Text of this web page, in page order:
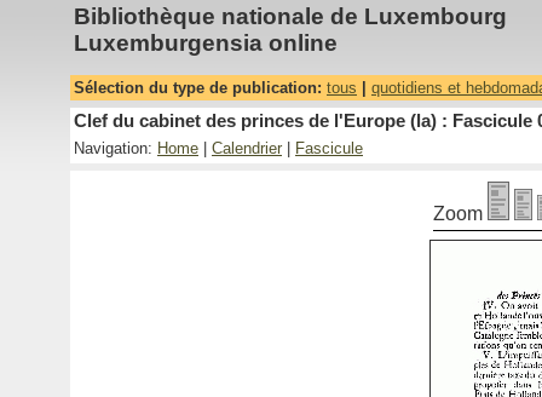
Bibliothèque nationale de Luxembourg
Luxemburgensia online
Sélection du type de publication: tous quotidiens et
Clef du cabinet des princes de l'Europe (la) : Fascicule
Navigation: Home Calendrier Fascicule
Zoom